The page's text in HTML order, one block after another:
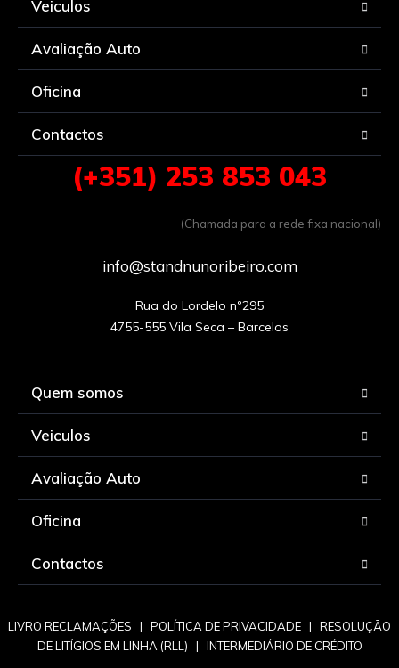
Veiculos
Avaliação Auto
Oficina
Contactos
(+351) 253 853 043
(Chamada para a rede fixa nacional)
info@standnunoribeiro.com
Rua do Lordelo nº295
Quem somos
Veiculos
Avaliação Auto
Oficina
Contactos
LIVRO RECLAMAÇÕES | POLÍTICA DE PRIVACIDADE | RESOLUÇÃO
DE LITÍGIOS EM LINHA (RLL) | INTERMEDIÁRIO DE CRÉDITO